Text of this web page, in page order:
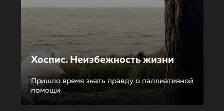
Хоспис. Неизбежность жизни
Пришло время знать правду о паллиативной
помощи